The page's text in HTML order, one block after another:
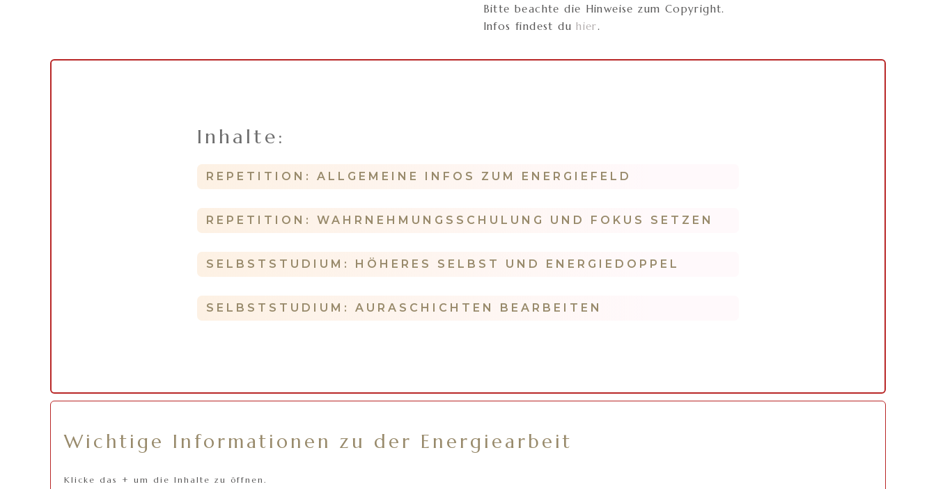
Bitte beachte die Hinweise zum Copyright.
Infos findest duhier.
Inhalte:
REPETITION: ALLGEMEINE INFOS ZUM ENERGIEFELD
REPETITION: WAHRNEHMUNGSSCHULUNG UND FOKUS SETZEN
SELBSTSTUDIUM: HÖHERES SELBST UND ENERGIEDOPPEL
SELBSTSTUDIUM: AURASCHICHTEN BEARBEITEN
Wichtige Informationen zu der Energiearbeit
Klicke das + um die Inhalte zu öffnen.